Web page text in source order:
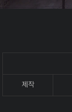
제작